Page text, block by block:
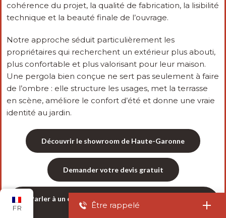
cohérence du projet, la qualité de fabrication, la lisibilité
technique et la beauté finale de l’ouvrage.
Notre approche séduit particulièrement les
propriétaires qui recherchent un extérieur plus abouti,
plus confortable et plus valorisant pour leur maison.
Une pergola bien conçue ne sert pas seulement à faire
de l’ombre : elle structure les usages, met la terrasse
en scène, améliore le confort d’été et donne une vraie
identité au jardin.
Découvrir le showroom de Haute-Garonne
Demander votre devis gratuit
Parler à un conseiller du point de vente de Haute-
Garonne
FR Être rappelé